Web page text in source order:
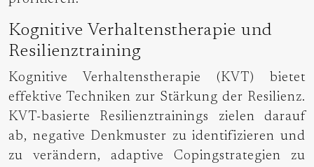
Kognitive Verhaltenstherapie und
Resilienztraining
Kognitive Verhaltenstherapie (KVT) bietet
effektive Techniken zur Stärkung der Resilienz.
KVT-basierte Resilienztrainings zielen darauf
ab, negative Denkmuster zu identifizieren und
zu verändern, adaptive Copingstrategien zu